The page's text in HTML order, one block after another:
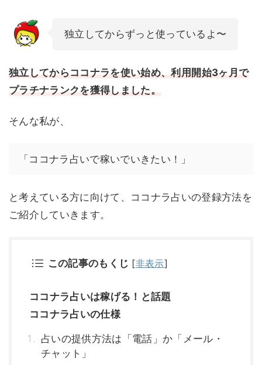
独立してからずっと使っているよ〜
独立してから ココナラを使い始め、利用開始3ヶ月で
プラチナランクを獲得しました。
そんな私が、
「ココナラ占いで稼いでいきたい！」
と考えている方に向けて、ココナラ占いの登録方法を
ご紹介していきます。
この記事のもくじ [非表示]
ココナラ占いは稼げる！と話題
ココナラ占いの仕様
占いの提供方法は「電話」か「メール・
チャット」